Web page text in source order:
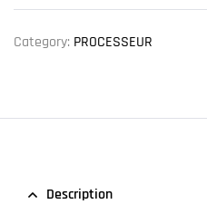
Category: PROCESSEUR
Description